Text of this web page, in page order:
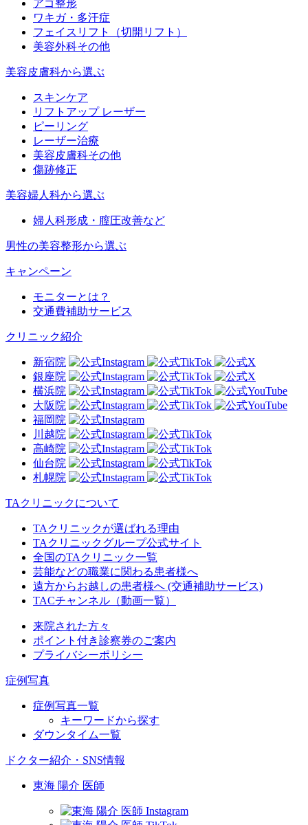
アゴ整形
ワキガ・多汗症
フェイスリフト（切開リフト）
美容外科その他
美容皮膚科から選ぶ
スキンケア
リフトアップ レーザー
ピーリング
レーザー治療
美容皮膚科その他
傷跡修正
美容婦人科から選ぶ
婦人科形成・膣圧改善など
男性の美容整形から選ぶ
キャンペーン
モニターとは？
交通費補助サービス
クリニック紹介
新宿院
銀座院
横浜院
大阪院
福岡院
川越院
高崎院
仙台院
札幌院
TAクリニックについて
TAクリニックが選ばれる理由
TAクリニックグループ公式サイト
全国のTAクリニック一覧
芸能などの職業に関わる患者様へ
遠方からお越しの患者様へ (交通補助サービス)
TACチャンネル（動画一覧）
来院された方々
ポイント付き診察券のご案内
プライバシーポリシー
症例写真
症例写真一覧
キーワードから探す
ダウンタイム一覧
ドクター紹介・SNS情報
東海 陽介 医師